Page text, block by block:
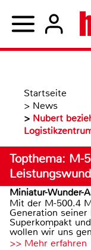
Startseite
> News
> Nubert
Topthema: M-
Miniatur-Wunder-
Mit der M-500.4
Generation
Superkompakt
wollen wir uns
>> Mehr erfahren